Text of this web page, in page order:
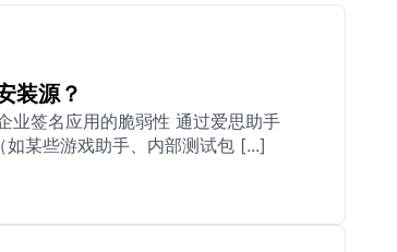
装源？
业签名应用的脆弱性 通过爱思助手
某些游戏助手、内部测试包 [...]